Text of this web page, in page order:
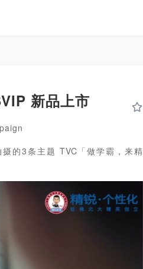
新品上市
的3条主题 TVC「做学霸，来精